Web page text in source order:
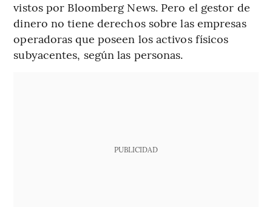
vistos por Bloomberg News. Pero el gestor de
dinero no tiene derechos sobre las empresas
operadoras que poseen los activos físicos
subyacentes, según las personas.
PUBLICIDAD